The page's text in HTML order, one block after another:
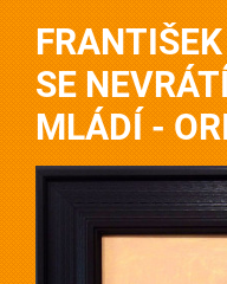
SE
MLÁDÍ -